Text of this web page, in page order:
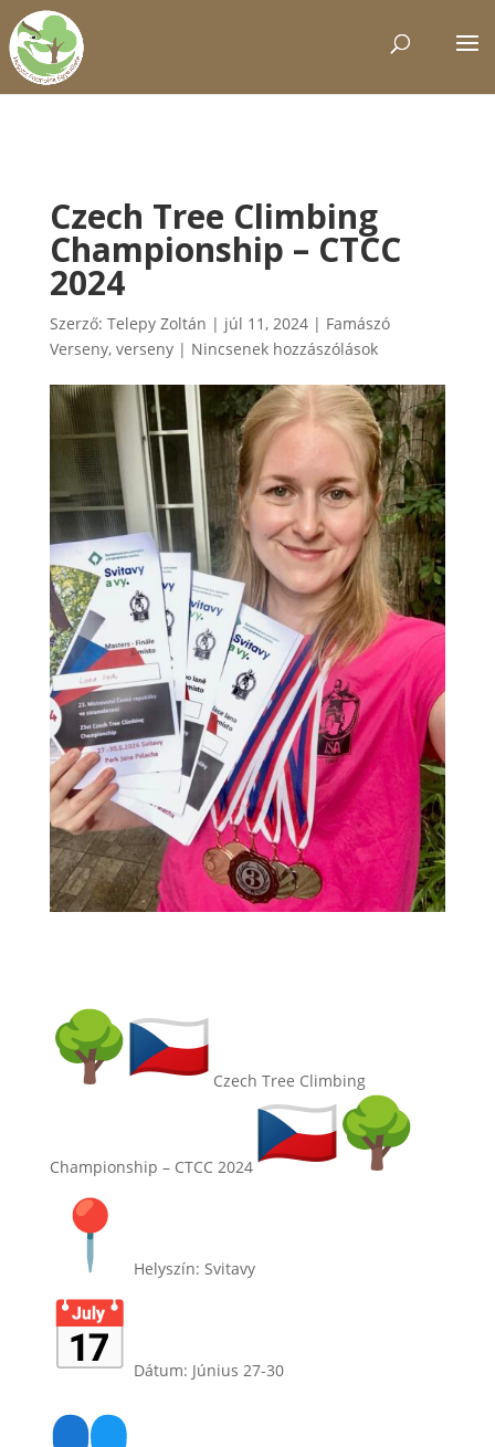
Czech Tree Climbing
Championship – CTCC
2024
Szerző: Telepy Zoltán | júl 11, 2024| Famászó
Verseny, verseny| Nincsenek hozzászólások
Czech Tree Climbing
Championship – CTCC 2024
Helyszín: Svitavy
Dátum: Június 27-30